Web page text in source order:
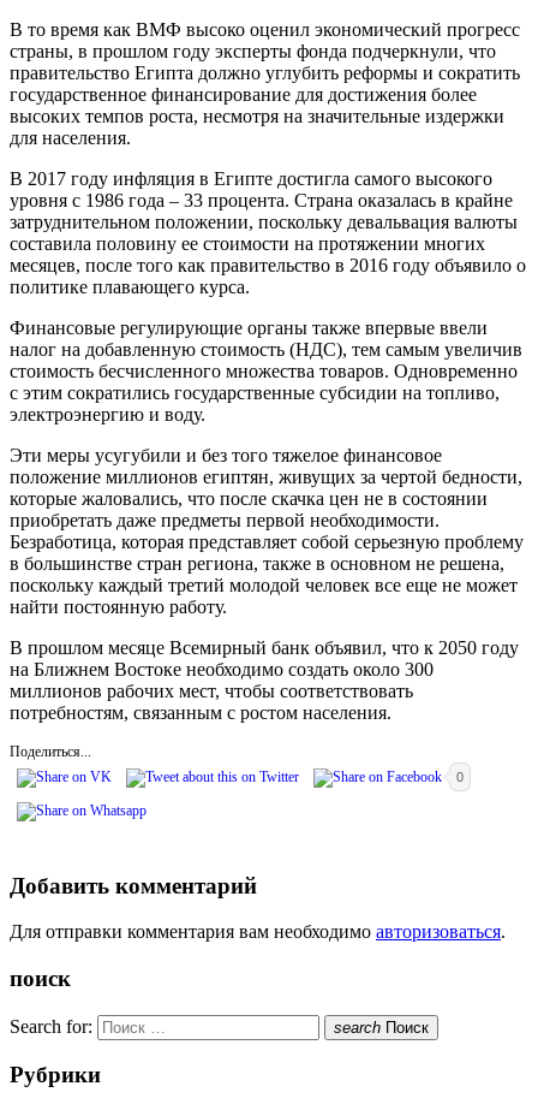
В то время как ВМФ высоко оценил экономический прогресс
страны, в прошлом году эксперты фонда подчеркнули, что
правительство Египта должно углубить реформы и сократить
государственное финансирование для достижения более
высоких темпов роста, несмотря на значительные издержки
для населения.
В 2017 году инфляция в Египте достигла самого высокого
уровня с 1986 года – 33 процента. Страна оказалась в крайне
затруднительном положении, поскольку девальвация валюты
составила половину ее стоимости на протяжении многих
месяцев, после того как правительство в 2016 году объявило о
политике плавающего курса.
Финансовые регулирующие органы также впервые ввели
налог на добавленную стоимость (НДС), тем самым увеличив
стоимость бесчисленного множества товаров. Одновременно
с этим сократились государственные субсидии на топливо,
электроэнергию и воду.
Эти меры усугубили и без того тяжелое финансовое
положение миллионов египтян, живущих за чертой бедности,
которые жаловались, что после скачка цен не в состоянии
приобретать даже предметы первой необходимости.
Безработица, которая представляет собой серьезную проблему
в большинстве стран региона, также в основном не решена,
поскольку каждый третий молодой человек все еще не может
найти постоянную работу.
В прошлом месяце Всемирный банк объявил, что к 2050 году
на Ближнем Востоке необходимо создать около 300
миллионов рабочих мест, чтобы соответствовать
потребностям, связанным с ростом населения.
Поделиться...
0
Добавить комментарий
Для отправки комментария вам необходимо авторизоваться.
поиск
Search for: search Поиск
Рубрики